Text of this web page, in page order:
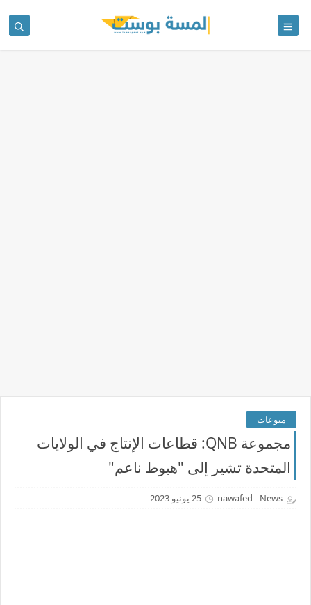
منوعات
مجموعة QNB: قطاعات الإنتاج في الولايات
المتحدة تشير إلى "هبوط ناعم"
nawafed - News 25 يونيو 2023